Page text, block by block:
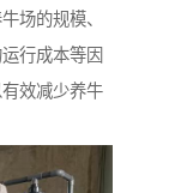
场的规模、
行成本等因
效减少养牛